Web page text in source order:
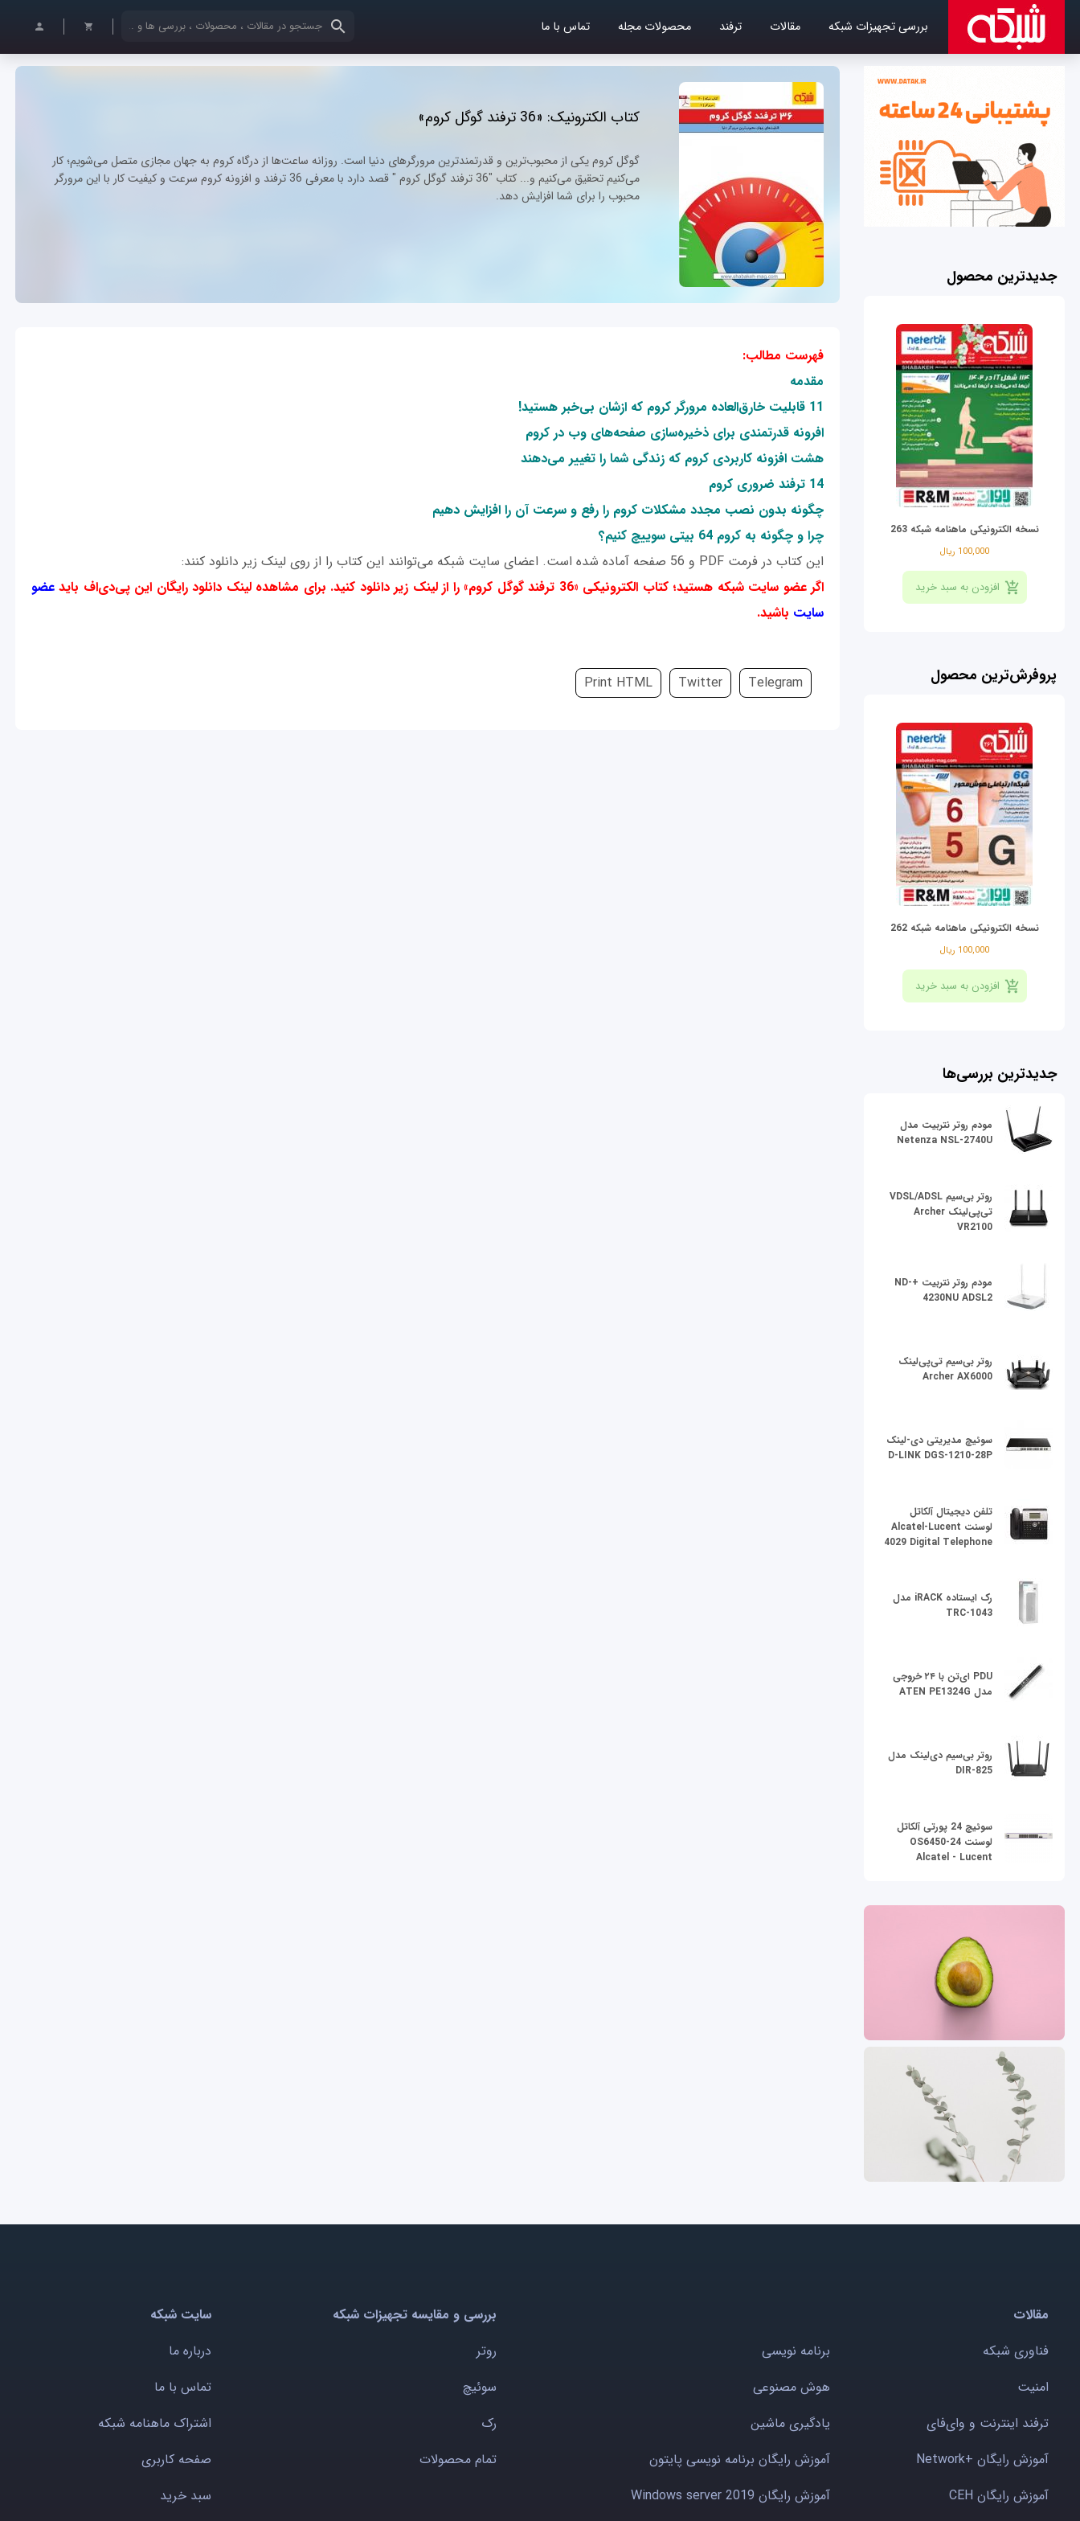
بررسی تجهیزات شبکه مقالات ترفند محصولات مجله تماس با ما کلمات کلیدی خود را وارد کنید
جدیدترین محصول
نسخه الکترونیکی ماهنامه شبکه 263
100,000 ریال
پروفرش‌ترین محصول
نسخه الکترونیکی ماهنامه شبکه 262
100,000 ریال
جدیدترین بررسی‌ها
مودم روتر نتربیت مدل
Netenza NSL-2740U
روتر بی‌سیم VDSL/ADSL
تی‌پی‌لینک Archer
VR2100
مودم روتر نتربیت +ND-
4230NU ADSL2
روتر بی‌سیم تی‌پی‌لینک
Archer AX6000
سوئیچ مدیریتی دی-لینک
D-LINK DGS-1210-28P
تلفن دیجیتال آلکاتل
لوسنت Alcatel-Lucent
4029 Digital Telephone
رک ایستاده iRACK مدل
TRC-1043
PDU ای‌تن با ۲۴ خروجی
مدل ATEN PE1324G
روتر بی‌سیم دی‌لینک مدل
DIR-825
سوئیچ 24 پورتی آلکاتل
لوسنت OS6450-24
Alcatel - Lucent
کتاب الکترونیک: «36 ترفند گوگل کروم»
گوگل کروم یکی از محبوب‌ترین و قدرتمندترین مرورگرهای دنیا است. روزانه ساعت‌ها از درگاه کروم به جهان مجازی متصل می‌شویم؛ کار
می‌کنیم تحقیق می‌کنیم و... کتاب "36 ترفند گوگل کروم " قصد دارد با معرفی 36 ترفند و افزونه کروم سرعت و کیفیت کار با این مرورگر
محبوب را برای شما افزایش دهد.
فهرست مطالب:
مقدمه
11 قابلیت خارق‌العاده مرورگر کروم که ازشان بی‌خبر هستید!
افرونه قدرتمندی برای ذخیره‌سازی صفحه‌های وب در کروم
هشت افزونه کاربردی کروم که زندگی شما را تغییر می‌دهند
14 ترفند ضروری کروم
چگونه بدون نصب مجدد مشکلات کروم را رفع و سرعت آن را افزایش دهیم
چرا و چگونه به کروم 64 بیتی سوییچ کنیم؟
این کتاب در فرمت PDF و 56 صفحه آماده شده است. اعضای سایت شبکه می‌توانند این کتاب را از روی لینک زیر دانلود کنند:
اگر عضو سایت شبکه هستید؛ کتاب الکترونیکی «36 ترفند گوگل کروم
» را از لینک زیر دانلود کنید. برای مشاهده لینک دانلود رایگان این پی‌دی‌اف باید عضو
سایت باشید.
Telegram
Twitter
Print HTML
مقالات
فناوری شبکه
برنامه نویسی
امنیت
هوش مصنوعی
ترفند اینترنت و وای‌فای
یادگیری ماشین
آموزش رایگان +Network
آموزش رایگان برنامه نویسی پایتون
آموزش رایگان CEH
آموزش رایگان Windows server 2019
بررسی و مقایسه تجهیزات شبکه
روتر
سوئیچ
رک
تمام محصولات
سایت شبکه
درباره ما
تماس با ما
اشتراک ماهنامه شبکه
صفحه کاربری
سبد خرید